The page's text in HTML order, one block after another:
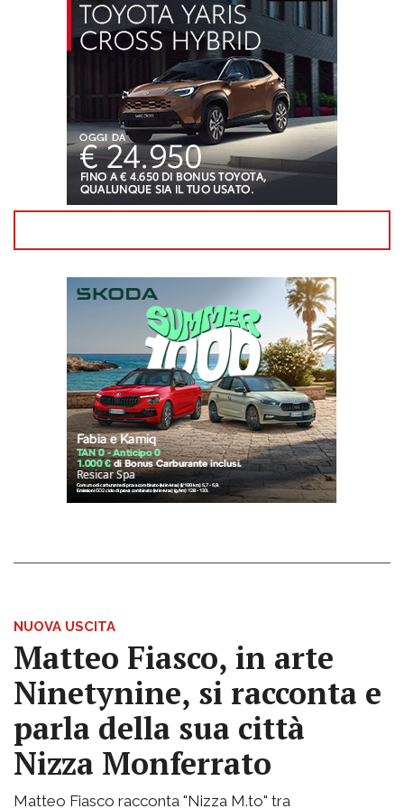
NUOVA USCITA
Matteo Fiasco, in arte
Ninetynine, si racconta e
parla della sua città
Nizza Monferrato
Matteo Fiasco racconta "Nizza M.to" tra